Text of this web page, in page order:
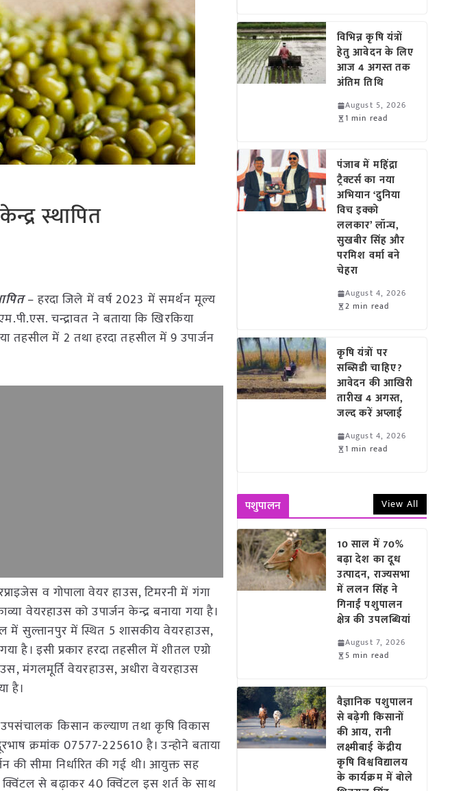
स्थापित
– हरदा जिले में वर्ष 2023 में समर्थन मूल्य
चन्द्रावत ने बताया कि खिरकिया
तहसील में 2 तथा हरदा तहसील में 9 उपार्जन
व गोपाला वेयर हाउस, टिमरनी में गंगा
वेयरहाउस को उपार्जन केन्द्र बनाया गया है।
में सुल्तानपुर में स्थित 5 शासकीय वेयरहाउस,
है। इसी प्रकार हरदा तहसील में शीतल एग्रो
मंगलमूर्ति वेयरहाउस, अधीरा वेयरहाउस
है।
किसान कल्याण तथा कृषि विकास
क्रमांक 07577-225610 है। उन्होने बताया
की सीमा निर्धारित की गई थी। आयुक्त सह
क्विंटल से बढ़ाकर 40 क्विंटल इस शर्त के साथ
विभिन्न कृषि यंत्रों
हेतु आवेदन के लिए
आज 4 अगस्त तक
अंतिम तिथि
August 5, 2026
1 min read
पंजाब में महिंद्रा
ट्रैक्टर्स का नया
अभियान ‘दुनिया
विच इक्को
ललकार’ लॉन्च,
सुखबीर सिंह और
परमिश वर्मा बने
चेहरा
August 4, 2026
2 min read
कृषि यंत्रों पर
सब्सिडी चाहिए?
आवेदन की आखिरी
तारीख 4 अगस्त,
जल्द करें अप्लाई
August 4, 2026
1 min read
पशुपालन View All
10 साल में 70%
बढ़ा देश का दूध
उत्पादन, राज्यसभा
में ललन सिंह ने
गिनाईं पशुपालन
क्षेत्र की उपलब्धियां
August 7, 2026
5 min read
वैज्ञानिक पशुपालन
से बढ़ेगी किसानों
की आय, रानी
लक्ष्मीबाई केंद्रीय
कृषि विश्वविद्यालय
के कार्यक्रम में बोले